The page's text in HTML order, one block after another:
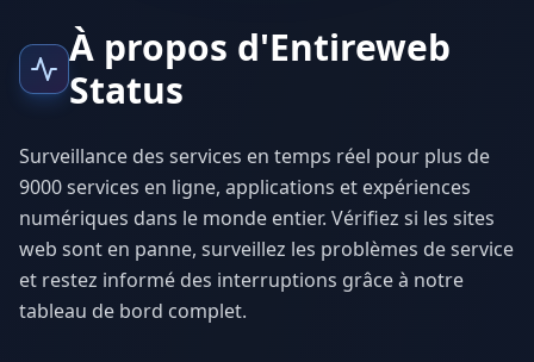
À propos d'Entireweb
Status
Surveillance des services en temps réel pour plus de
9000 services en ligne, applications et expériences
numériques dans le monde entier. Vérifiez si les sites
web sont en panne, surveillez les problèmes de service
et restez informé des interruptions grâce à notre
tableau de bord complet.